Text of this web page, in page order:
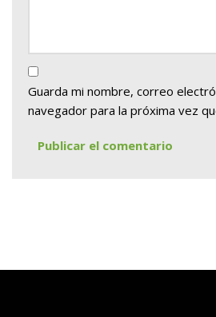
Guarda mi nombre, correo
navegador para la próxima vez